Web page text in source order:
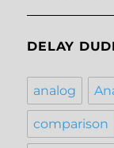
DELAY
analog
comparison